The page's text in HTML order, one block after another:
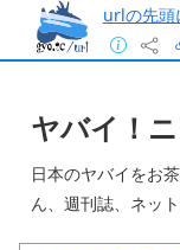
urlの先頭